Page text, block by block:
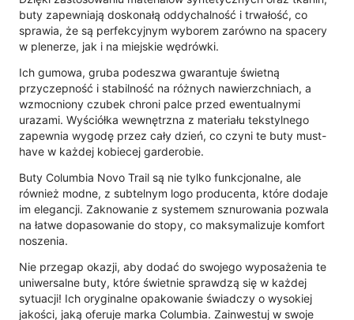
buty zapewniają doskonałą oddychalność i trwałość, co
sprawia, że są perfekcyjnym wyborem zarówno na spacery
w plenerze, jak i na miejskie wędrówki.
Ich gumowa, gruba podeszwa gwarantuje świetną
przyczepność i stabilność na różnych nawierzchniach, a
wzmocniony czubek chroni palce przed ewentualnymi
urazami. Wyściółka wewnętrzna z materiału tekstylnego
zapewnia wygodę przez cały dzień, co czyni te buty must-
have w każdej kobiecej garderobie.
Buty Columbia Novo Trail są nie tylko funkcjonalne, ale
również modne, z subtelnym logo producenta, które dodaje
im elegancji. Zaknowanie z systemem sznurowania pozwala
na łatwe dopasowanie do stopy, co maksymalizuje komfort
noszenia.
Nie przegap okazji, aby dodać do swojego wyposażenia te
uniwersalne buty, które świetnie sprawdzą się w każdej
sytuacji! Ich oryginalne opakowanie świadczy o wysokiej
jakości, jaką oferuje marka Columbia. Zainwestuj w swoje